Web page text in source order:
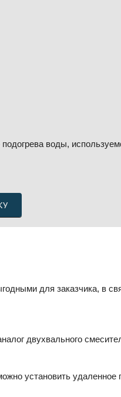
воды,
для заказчика, в
двухвального
установить